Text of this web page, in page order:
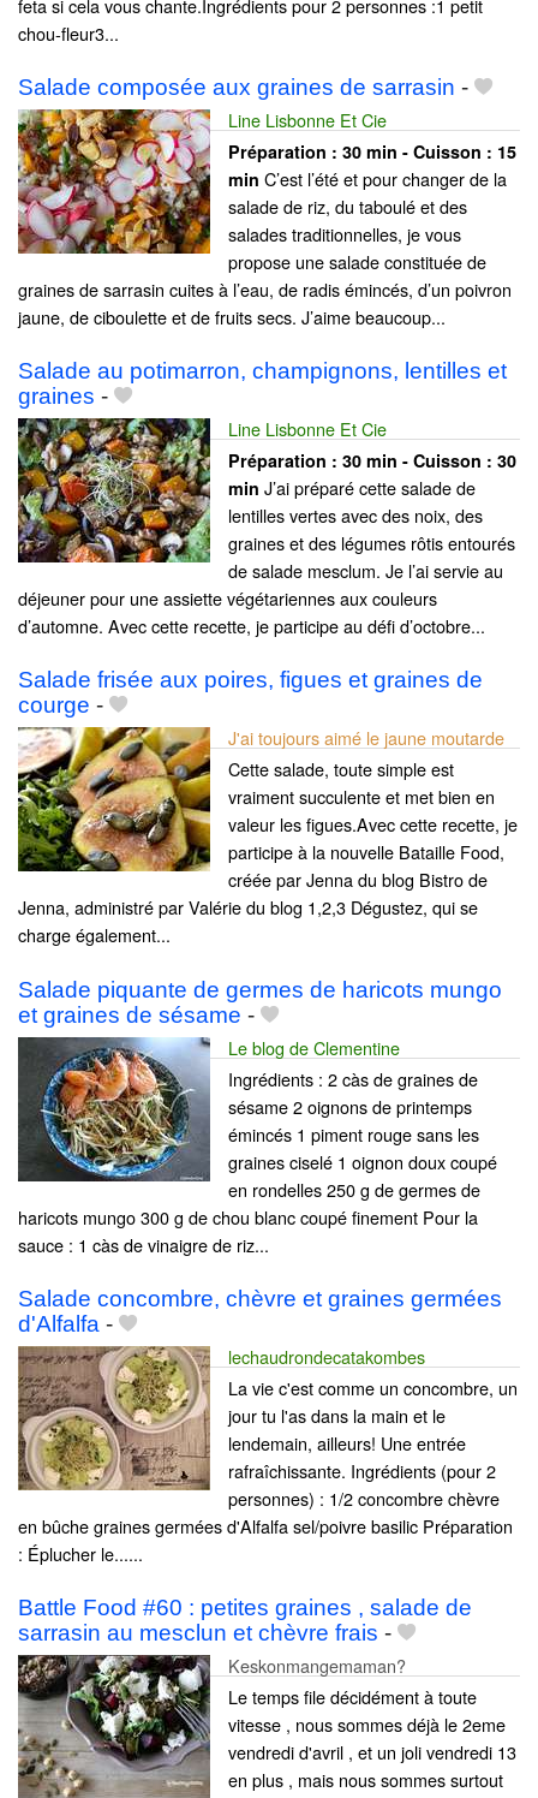
feta si cela vous chante.Ingrédients pour 2 personnes :1 petit
chou-fleur3...
Salade composée aux graines de sarrasin -
Line Lisbonne Et Cie
Préparation : 30 min - Cuisson : 15
min C’est l’été et pour changer de la
salade de riz, du taboulé et des
salades traditionnelles, je vous
propose une salade constituée de
graines de sarrasin cuites à l’eau, de radis émincés, d’un poivron
jaune, de ciboulette et de fruits secs. J’aime beaucoup...
Salade au potimarron, champignons, lentilles et
graines -
Line Lisbonne Et Cie
Préparation : 30 min - Cuisson : 30
min J’ai préparé cette salade de
lentilles vertes avec des noix, des
graines et des légumes rôtis entourés
de salade mesclum. Je l’ai servie au
déjeuner pour une assiette végétariennes aux couleurs
d’automne. Avec cette recette, je participe au défi d’octobre...
Salade frisée aux poires, figues et graines de
courge -
J'ai toujours aimé le jaune moutarde
Cette salade, toute simple est
vraiment succulente et met bien en
valeur les figues.Avec cette recette, je
participe à la nouvelle Bataille Food,
créée par Jenna du blog Bistro de
Jenna, administré par Valérie du blog 1,2,3 Dégustez, qui se
charge également...
Salade piquante de germes de haricots mungo
et graines de sésame -
Le blog de Clementine
Ingrédients : 2 càs de graines de
sésame 2 oignons de printemps
émincés 1 piment rouge sans les
graines ciselé 1 oignon doux coupé
en rondelles 250 g de germes de
haricots mungo 300 g de chou blanc coupé finement Pour la
sauce : 1 càs de vinaigre de riz...
Salade concombre, chèvre et graines germées
d'Alfalfa -
lechaudrondecatakombes
La vie c'est comme un concombre, un
jour tu l'as dans la main et le
lendemain, ailleurs! Une entrée
rafraîchissante. Ingrédients (pour 2
personnes) : 1/2 concombre chèvre
en bûche graines germées d'Alfalfa sel/poivre basilic Préparation
: Éplucher le......
Battle Food #60 : petites graines , salade de
sarrasin au mesclun et chèvre frais -
Keskonmangemaman?
Le temps file décidément à toute
vitesse , nous sommes déjà le 2eme
vendredi d'avril , et un joli vendredi 13
en plus , mais nous sommes surtout